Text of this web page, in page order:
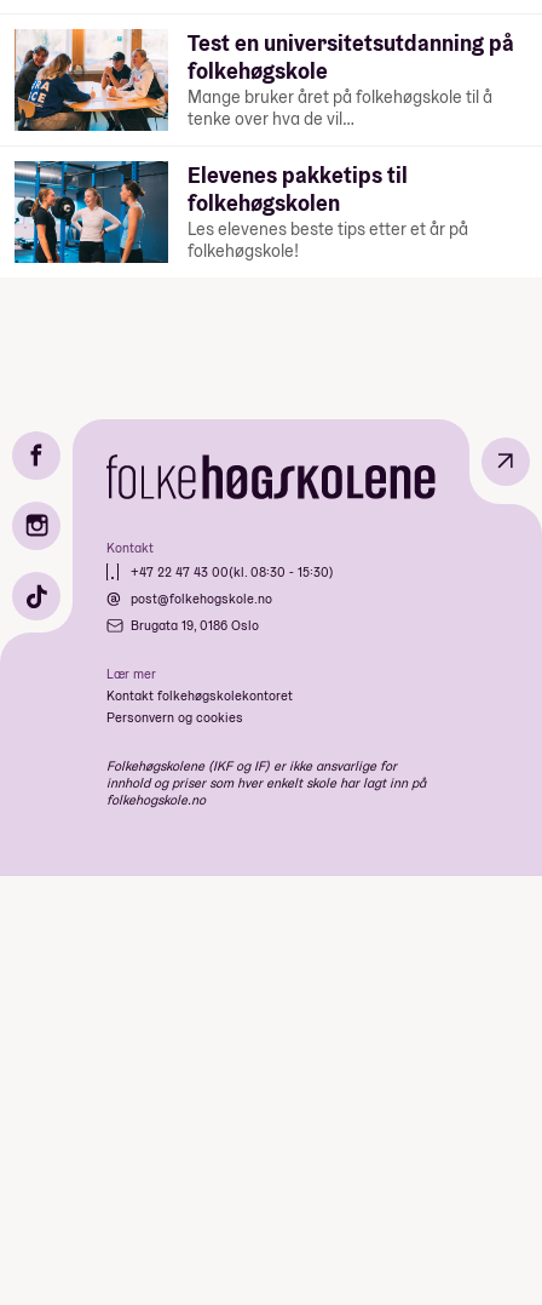
Test en universitetsutdanning på
folkehøgskole
Mange bruker året på folkehøgskole til å
tenke over hva de vil…
Elevenes pakketips til
folkehøgskolen
Les elevenes beste tips etter et år på
folkehøgskole!
Kontakt
+47 22 47 43 00(kl. 08:30 - 15:30)
post@folkehogskole.no
Brugata 19, 0186 Oslo
Lær mer
Kontakt folkehøgskolekontoret
Personvern og cookies
Folkehøgskolene (IKF og IF) er ikke ansvarlige for
innhold og priser som hver enkelt skole har lagt inn på
folkehogskole.no
↗